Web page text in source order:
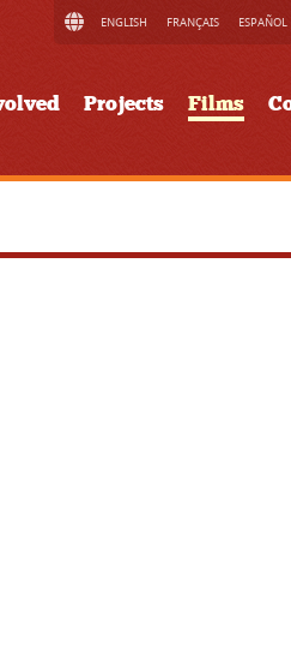
ENGLISH FRANÇAIS ESPAÑOL
Projects Films